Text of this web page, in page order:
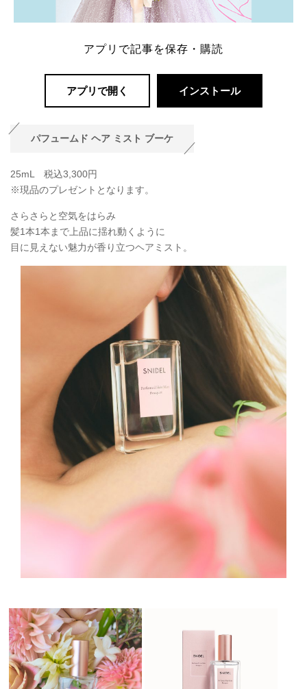
アプリで記事を保存・購読
アプリで開く インストール
パフュームド ヘア ミスト ブーケ
25mL 税込3,300円
※現品のプレゼントとなります。
さらさらと空気をはらみ
髪1本1本まで上品に揺れ動くように
目に見えない魅力が香り立つヘアミスト。